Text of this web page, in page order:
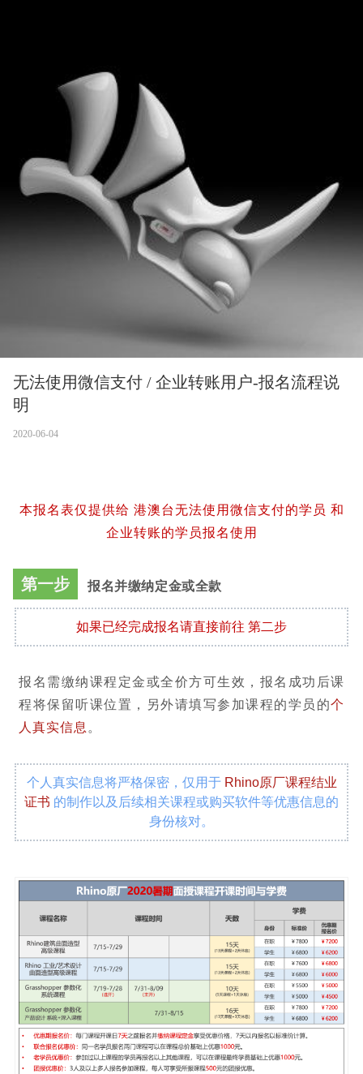
无法使用微信支付 / 企业转账用户-报名流程说
明
2020-06-04
本报名表仅提供给 港澳台无法使用微信支付的学员 和
企业转账的学员报名使用
第一步 报名并缴纳定金或全款
如果已经完成报名请直接前往 第二步
报名需缴纳课程定金或全价方可生效，报名成功后课
程将保留听课位置，另外请填写参加课程的学员的个
人 真实信息 。
个人真实信息将严格保密，仅用于Rhino原厂课程结业
证书 的制作以及后续相关课程或购买软件等优惠信息的
身份核对。